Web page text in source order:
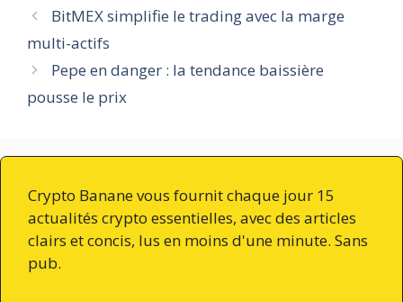
BitMEX simplifie le trading avec la marge
multi-actifs
Pepe en danger : la tendance baissière
pousse le prix
Crypto Banane vous fournit chaque jour 15
actualités crypto essentielles, avec des articles
clairs et concis, lus en moins d'une minute. Sans
pub.